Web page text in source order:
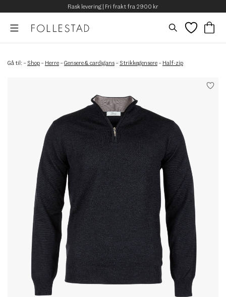
Rask levering | Fri frakt fra 2900 kr
Gå til: – Shop – Herre –Gensere & cardigans – Strikkegensere – Half-zip